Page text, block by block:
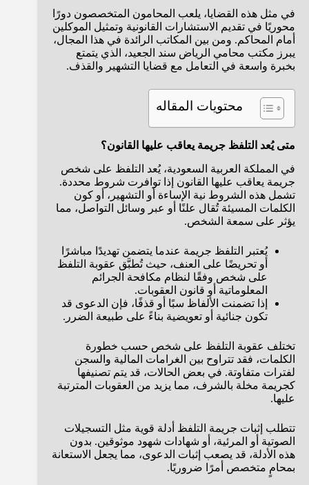
في مثل هذه القضايا، يلعب المحامون المتخصصون دورًا
محوريًا في تقديم الاستشارات القانونية وتمثيل الموكلين
أمام المحاكم. ومن بين المكاتب الرائدة في هذا المجال،
يبرز مكتب محامي الرياض سند الجعيد، الذي يتمتع
بخبرة واسعة في التعامل مع قضايا التشهير والقذف.
محتويات المقاله
متى يُعد التلفظ جريمة يعاقب عليها القانون؟
في المملكة العربية السعودية، يُعد التلفظ على شخص
جريمة يعاقب عليها القانون إذا توافرت شروط محددة.
تشمل هذه الشروط نية الإساءة أو التشهير، أو كون
الكلمات المسيئة تُقال علنًا أو عبر وسائل التواصل، مما
يؤثر على سمعة الشخص.
يُعتبر التلفظ جريمة عندما يتضمن تهديدًا مباشرًا
أو تحريضًا على العنف، حيث تُطبَّق عقوبة التلفظ
على شخص وفقًا لنظام مكافحة الجرائم
المعلوماتية أو قانون العقوبات.
إذا تضمنت الألفاظ سبًا أو قذفًا، فإن الدعوى قد
تكون جنائية أو تعويضية بناءً على طبيعة الضرر.
تختلف عقوبة التلفظ على شخص حسب خطورة
الكلمات، فقد تتراوح بين الغرامات المالية والسجن
لفترات متفاوتة. في بعض الحالات، قد يتم تصنيفها
كجريمة مخلة بالشرف، مما يزيد من العقوبات المترتبة
عليها.
تتطلب إثبات جريمة التلفظ أدلة قوية مثل التسجيلات
الصوتية أو المرئية، أو شهادات شهود موثوقين. بدون
هذه الأدلة، قد يصعب إثبات الدعوى، مما يجعل الاستعانة
بمحامٍ متخصص أمرًا ضروريًا.